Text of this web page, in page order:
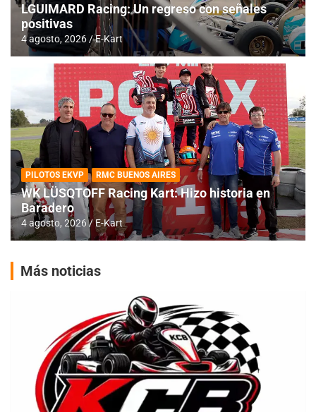
LGUIMARD Racing: Un regreso con señales
positivas
4 agosto, 2026 E-Kart
PILOTOS EKVP RMC BUENOS AIRES
WK LÜSQTOFF Racing Kart: Hizo historia en
Baradero
4 agosto, 2026 E-Kart
Más noticias